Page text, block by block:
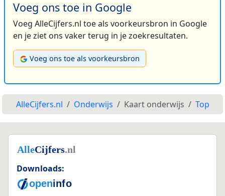
Voeg ons toe in Google
Voeg AlleCijfers.nl toe als voorkeursbron in Google
en je ziet ons vaker terug in je zoekresultaten.
Voeg ons toe als voorkeursbron
AlleCijfers.nl Onderwijs Kaart onderwijs Top
Downloads: